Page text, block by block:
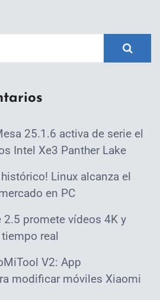
25.1.6 activa de serie el
Intel Xe3 Panther Lake
histórico! Linux alcanza el
en PC
2.5 promete vídeos 4K y
real
V2: App
modificar móviles Xiaomi